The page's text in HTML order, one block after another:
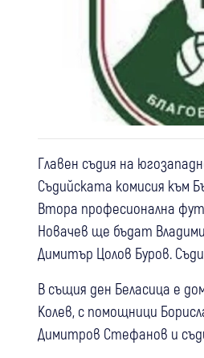
Главен съдия на
Съдийската комисия към
Втора професионална
Новачев ще бъдат
Димитър Цолов Буров.
В същия ден Беласица е
Колев, с помощници
Димитров Стефанов и